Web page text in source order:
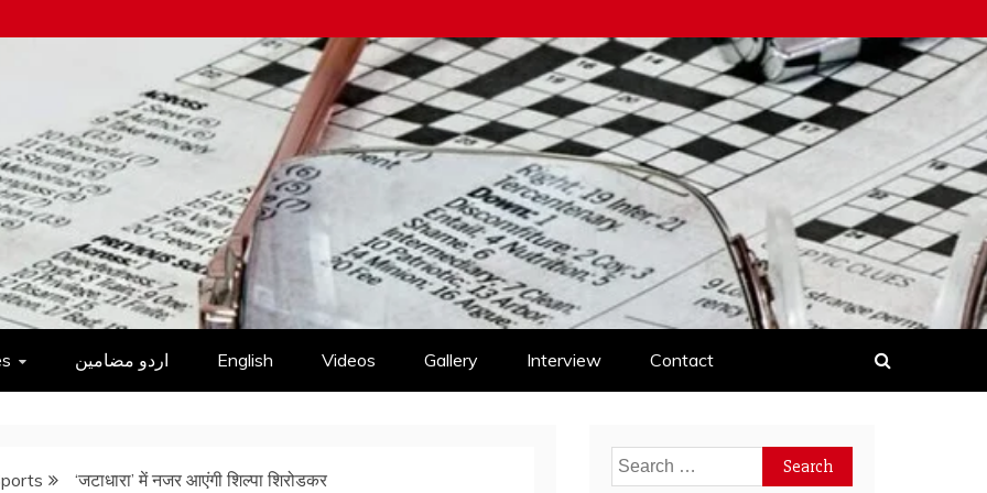
اردو مضامین English Videos Gallery Interview Contact
‘जटाधारा’ में नजर आएंगी शिल्पा शिरोडकर
Search